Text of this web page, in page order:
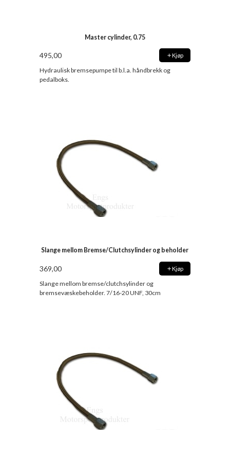
Master cylinder, 0.75
495,00 Kjøp
Hydraulisk bremsepumpe til b.l.a. håndbrekk og
pedalboks.
Slange mellom Bremse/Clutchsylinder og beholder
369,00 Kjøp
Slange mellom bremse/clutchsylinder og
bremsevæskebeholder. 7/16-20 UNF, 30cm